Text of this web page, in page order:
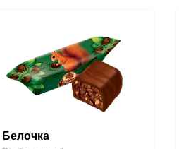
Белочка